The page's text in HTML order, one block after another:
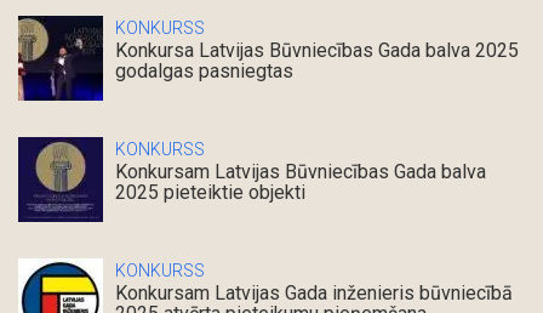
KONKURSS
Konkursa Latvijas Būvniecības Gada balva 2025
godalgas pasniegtas
KONKURSS
Konkursam Latvijas Būvniecības Gada balva
2025 pieteiktie objekti
KONKURSS
Konkursam Latvijas Gada inženieris būvniecībā